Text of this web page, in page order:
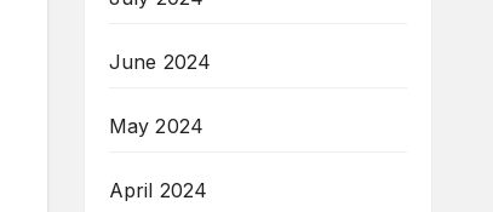
June 2024
May 2024
April 2024